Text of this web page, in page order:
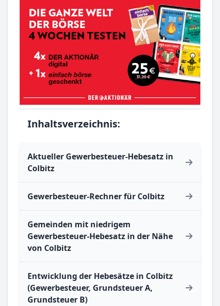
Inhaltsverzeichnis:
Aktueller Gewerbesteuer-Hebesatz in
Colbitz
Gewerbesteuer-Rechner für Colbitz
Gemeinden mit niedrigem
Gewerbesteuer-Hebesatz in der Nähe
von Colbitz
Entwicklung der Hebesätze in Colbitz
(Gewerbesteuer, Grundsteuer A,
Grundsteuer B)